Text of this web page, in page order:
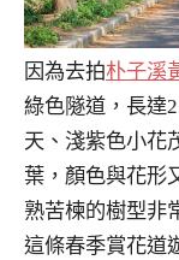
因為去拍朴子溪
綠色隧道，長達
天、淺紫色小花
葉，顏色與花形
熟苦楝的樹型非
這條春季賞花道